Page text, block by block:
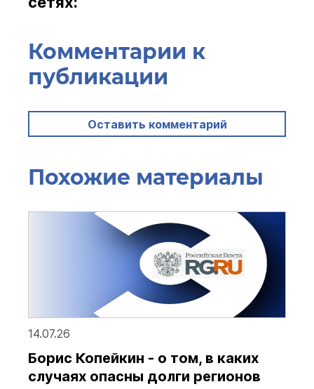
Комментарии к
публикации
Оставить комментарий
Похожие материалы
14.07.26
Борис Копейкин - о том, в каких
случаях опасны долги регионов